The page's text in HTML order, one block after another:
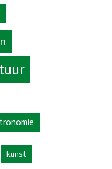
kunst